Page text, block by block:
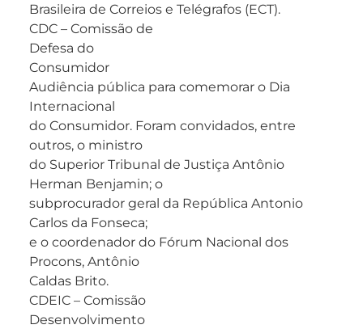
Brasileira de Correios e Telégrafos (ECT).
CDC – Comissão de
Defesa do
Consumidor
Audiência pública para comemorar o Dia
Internacional
do Consumidor. Foram convidados, entre
outros, o ministro
do Superior Tribunal de Justiça Antônio
Herman Benjamin; o
subprocurador geral da República Antonio
Carlos da Fonseca;
e o coordenador do Fórum Nacional dos
Procons, Antônio
Caldas Brito.
CDEIC – Comissão
Desenvolvimento